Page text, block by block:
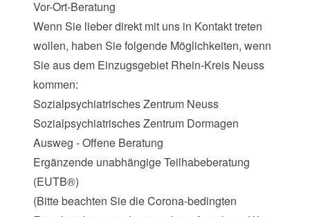
Vor-Ort-Beratung
Wenn Sie lieber direkt mit uns in Kontakt treten
wollen, haben Sie folgende Möglichkeiten, wenn
Sie aus dem Einzugsgebiet Rhein-Kreis Neuss
kommen:
Sozialpsychiatrisches Zentrum Neuss
Sozialpsychiatrisches Zentrum Dormagen
Ausweg - Offene Beratung
Ergänzende unabhängige Teilhabeberatung
(EUTB®)
(Bitte beachten Sie die Corona-bedingten